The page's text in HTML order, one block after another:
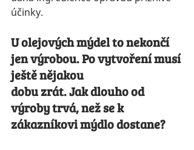
účinky.
U olejových mýdel to nekončí
jen výrobou. Po vytvoření musí
ještě nějakou
dobu zrát. Jak dlouho od
výroby trvá, než se k
zákazníkovi mýdlo dostane?